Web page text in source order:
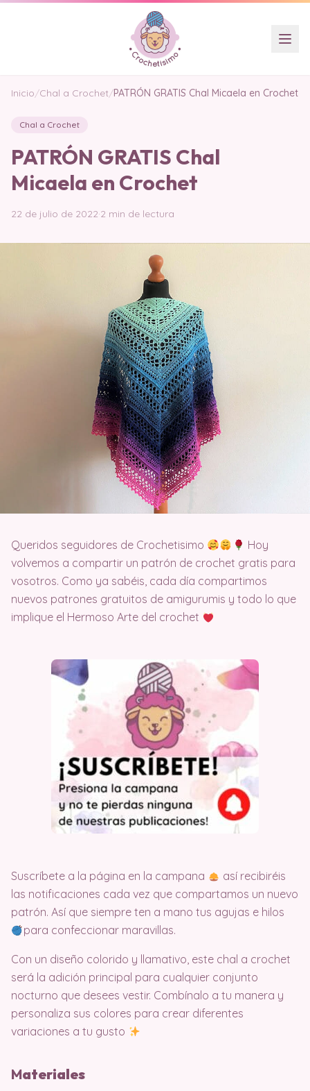
Inicio/Chal a Crochet/PATRÓN GRATIS Chal Micaela en Crochet
Chal a Crochet
PATRÓN GRATIS Chal
Micaela en Crochet
22 de julio de 2022·2 min de lectura
Queridos seguidores de Crochetisimo
Hoy
volvemos a compartir un patrón de crochet gratis para
vosotros. Como ya sabéis, cada día compartimos
nuevos patrones gratuitos de amigurumis y todo lo que
implique el Hermoso Arte del crochet
Suscríbete a la página en la campana
así recibiréis
las notificaciones cada vez que compartamos un nuevo
patrón. Así que siempre ten a mano tus agujas e hilos
para confeccionar maravillas.
Con un diseño colorido y llamativo, este chal a crochet
será la adición principal para cualquier conjunto
nocturno que desees vestir. Combínalo a tu manera y
personaliza sus colores para crear diferentes
variaciones a tu gusto
Materiales